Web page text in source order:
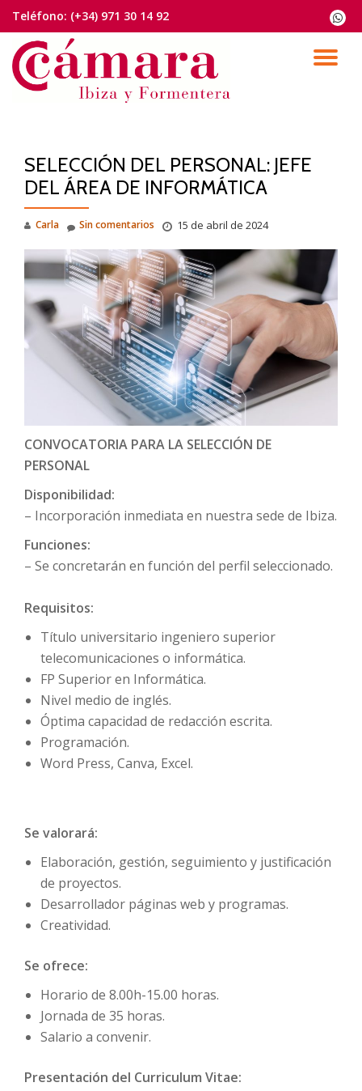
Saltar
contenido
Teléfono: (+34) 971 30 14 92
fa-
SELECCIÓN DEL PERSONAL: JEFE
DEL ÁREA DE INFORMÁTICA
Carla 15 de abril de 2024
Sin comentarios
CONVOCATORIA PARA LA SELECCIÓN DE
PERSONAL
Disponibilidad:
– Incorporación inmediata en nuestra sede de Ibiza.
Funciones:
– Se concretarán en función del perfil seleccionado.
Requisitos:
Título universitario ingeniero superior
telecomunicaciones o informática.
FP Superior en Informática.
Nivel medio de inglés.
Óptima capacidad de redacción escrita.
Programación.
Word Press, Canva, Excel.
Se valorará:
Elaboración, gestión, seguimiento y justificación
de proyectos.
Desarrollador páginas web y programas.
Creatividad.
Se ofrece:
Horario de 8.00h-15.00 horas.
Jornada de 35 horas.
Salario a convenir.
Presentación del Curriculum Vitae: